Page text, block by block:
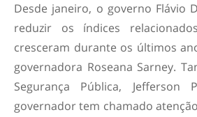
Desde janeiro, o governo Flávio
reduzir os índices
cresceram durante os últimos
governadora Roseana Sarney.
Segurança Pública, Jefferson
governador tem chamado